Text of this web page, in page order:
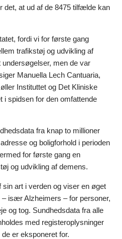
det, at ud af de 8475 tilfælde kan
fordi vi for første gang
trafikstøj og udvikling af
men de var
Manuella Lech Cantuaria,
Instituttet og Det Kliniske
i spidsen for den omfattende
fra knap to millioner
og boligforhold i perioden
for første gang en
og udvikling af demens.
art i verden og viser en øget
især Alzheimers – for personer,
og tog. Sundhedsdata fra alle
med registeroplysninger
er eksponeret for.